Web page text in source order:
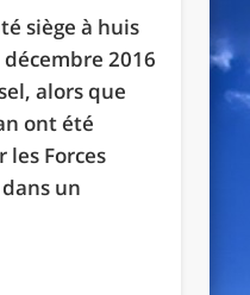
siège à huis
2016
alors que
ont été
les Forces
un